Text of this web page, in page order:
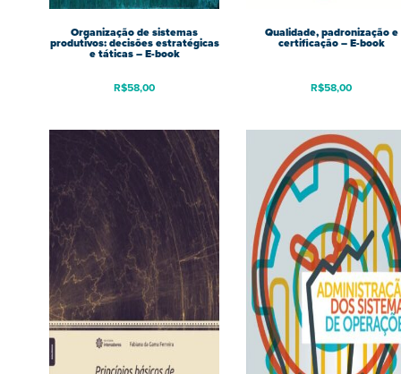
Organização de sistemas
produtivos: decisões estratégicas
e táticas – E-book
R$58,00
Qualidade, padronização e
certificação – E-book
R$58,00